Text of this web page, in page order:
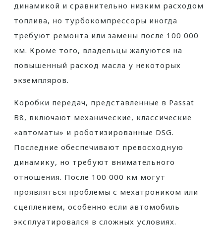
динамикой и сравнительно низким расходом
топлива, но турбокомпрессоры иногда
требуют ремонта или замены после 100 000
км. Кроме того, владельцы жалуются на
повышенный расход масла у некоторых
экземпляров.
Коробки передач, представленные в Passat
B8, включают механические, классические
«автоматы» и роботизированные DSG.
Последние обеспечивают превосходную
динамику, но требуют внимательного
отношения. После 100 000 км могут
проявляться проблемы с мехатроником или
сцеплением, особенно если автомобиль
эксплуатировался в сложных условиях.